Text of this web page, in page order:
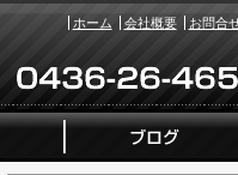
ホーム 会社概要 お問合